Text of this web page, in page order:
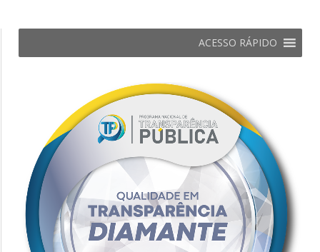
ACESSO RÁPIDO